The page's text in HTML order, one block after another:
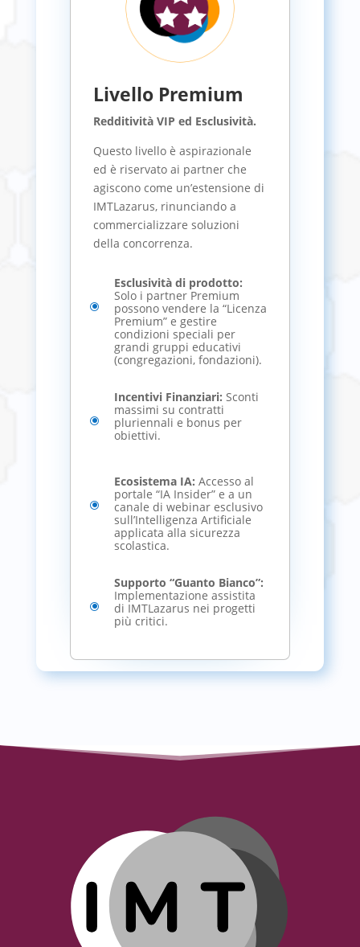
Livello Premium
Redditività VIP ed Esclusività.
Questo livello è aspirazionale
ed è riservato ai partner che
agiscono come un’estensione di
IMTLazarus, rinunciando a
commercializzare soluzioni
della concorrenza.
\
Esclusività di prodotto:
Solo i partner Premium
possono vendere la “Licenza
Premium” e gestire
condizioni speciali per
grandi gruppi educativi
(congregazioni, fondazioni).
\
Incentivi Finanziari: Sconti
massimi su contratti
pluriennali e bonus per
obiettivi.
\
Ecosistema IA: Accesso al
portale “IA Insider” e a un
canale di webinar esclusivo
sull’Intelligenza Artificiale
applicata alla sicurezza
scolastica.
\
Supporto “Guanto Bianco”:
Implementazione assistita
di IMTLazarus nei progetti
più critici.